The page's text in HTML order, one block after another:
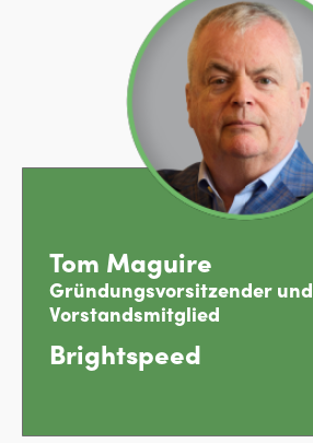
Tom Maguire
Gründungsvorsitzender und
Vorstandsmitglied
Brightspeed